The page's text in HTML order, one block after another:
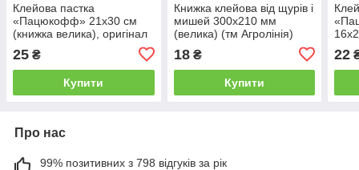
Клейова пастка
«Пацюкофф» 21х30 см
(книжка велика), оригінал
25 ₴
Купити
Книжка клейова від щурів і
мишей 300х210 мм
(велика) (тм Агролінія)
18₴
Купити
22
Про нас
99% позитивних з 798 відгуків за рік